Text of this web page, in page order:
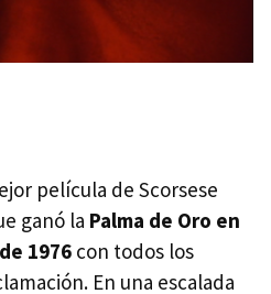
película de Scorsese
ganó la Palma de Oro en
1976 con todos los
En una escalada